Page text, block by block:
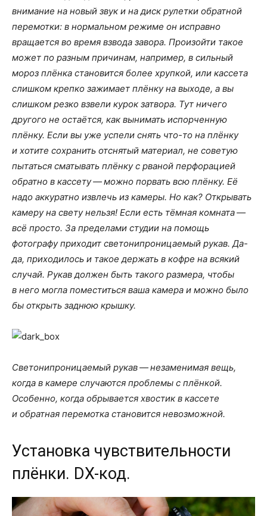
внимание на новый звук и на диск рулетки обратной
перемотки: в нормальном режиме он исправно
вращается во время взвода завора. Произойти такое
может по разным причинам, например, в сильный
мороз плёнка становится более хрупкой, или кассета
слишком крепко зажимает плёнку на выходе, а вы
слишком резко взвели курок затвора. Тут ничего
другого не остаётся, как вынимать испорченную
плёнку. Если вы уже успели снять что-то на плёнку
и хотите сохранить отснятый материал, не советую
пытаться сматывать плёнку с рваной перфорацией
обратно в кассету — можно порвать всю плёнку. Её
надо аккуратно извлечь из камеры. Но как? Открывать
камеру на свету нельзя! Если есть тёмная комната —
всё просто. За пределами студии на помощь
фотографу приходит светонипроницаемый рукав. Да-
да, приходилось и такое держать в кофре на всякий
случай. Рукав должен быть такого размера, чтобы
в него могла поместиться ваша камера и можно было
бы открыть заднюю крышку.
Светонипроницаемый рукав — незаменимая вещь,
когда в камере случаются проблемы с плёнкой.
Особенно, когда обрывается хвостик в кассете
и обратная перемотка становится невозможной.
Установка чувствительности
плёнки. DX-код.